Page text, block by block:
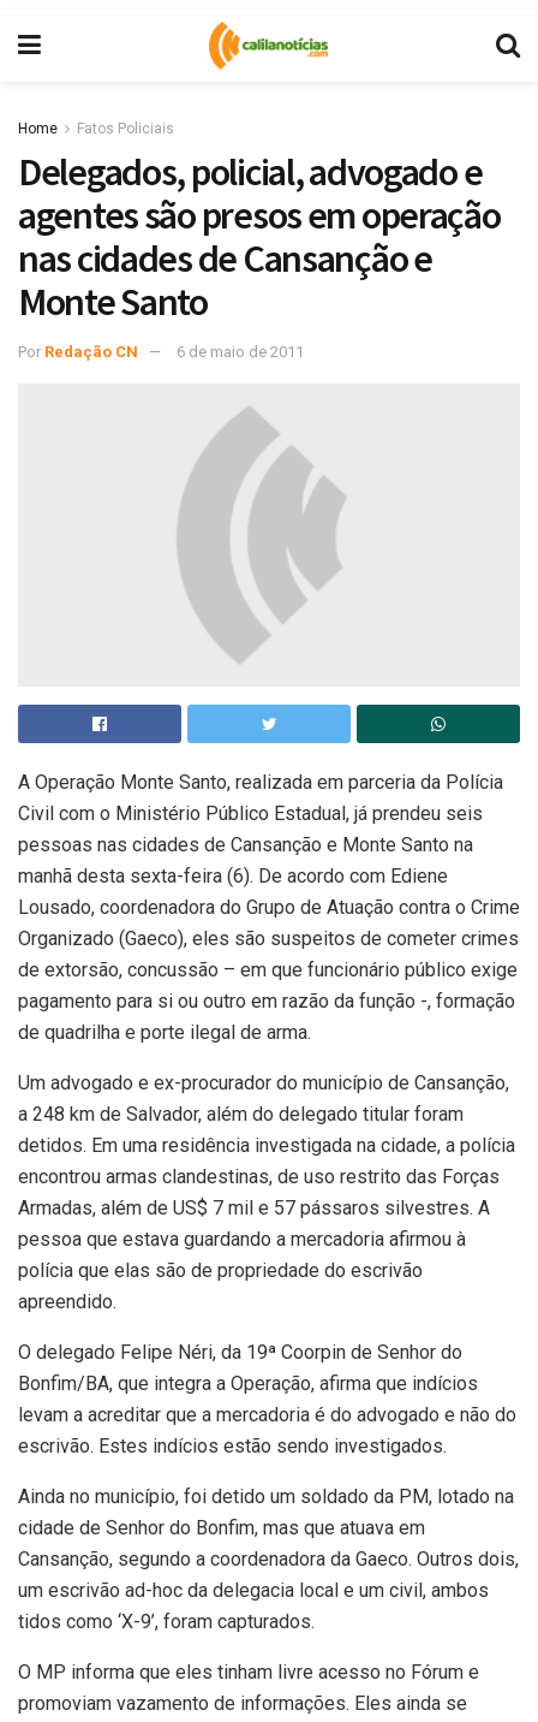
Home Fatos Policiais
Delegados, policial, advogado e
agentes são presos em operação
nas cidades de Cansanção e
Monte Santo
Por Redação CN 6 de maio de 2011
A Operação Monte Santo, realizada em parceria da Polícia
Civil com o Ministério Público Estadual, já prendeu seis
pessoas nas cidades de Cansanção e Monte Santo na
manhã desta sexta-feira (6). De acordo com Ediene
Lousado, coordenadora do Grupo de Atuação contra o Crime
Organizado (Gaeco), eles são suspeitos de cometer crimes
de extorsão, concussão – em que funcionário público exige
pagamento para si ou outro em razão da função -, formação
de quadrilha e porte ilegal de arma.
Um advogado e ex-procurador do município de Cansanção,
a 248 km de Salvador, além do delegado titular foram
detidos. Em uma residência investigada na cidade, a polícia
encontrou armas clandestinas, de uso restrito das Forças
Armadas, além de US$ 7 mil e 57 pássaros silvestres. A
pessoa que estava guardando a mercadoria afirmou à
polícia que elas são de propriedade do escrivão
apreendido.
O delegado Felipe Néri, da 19ª Coorpin de Senhor do
Bonfim/BA, que integra a Operação, afirma que indícios
levam a acreditar que a mercadoria é do advogado e não do
escrivão. Estes indícios estão sendo investigados.
Ainda no município, foi detido um soldado da PM, lotado na
cidade de Senhor do Bonfim, mas que atuava em
Cansanção, segundo a coordenadora da Gaeco. Outros dois,
um escrivão ad-hoc da delegacia local e um civil, ambos
tidos como ‘X-9’, foram capturados.
O MP informa que eles tinham livre acesso no Fórum e
promoviam vazamento de informações. Eles ainda se